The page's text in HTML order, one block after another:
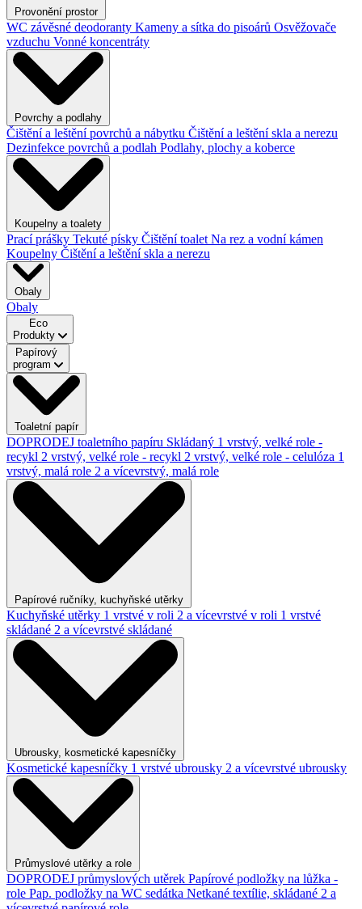
Provonění prostor
WC závěsné deodoranty Kameny a sítka do pisoárů Osvěžovače
vzduchu Vonné koncentráty
Povrchy a podlahy
Čištění a leštění povrchů a nábytku Čištění a leštění skla a nerezu
Dezinfekce povrchů a podlah Podlahy, plochy a koberce
Koupelny a toalety
Prací prášky Tekuté písky Čištění toalet Na rez a vodní kámen
Koupelny Čištění a leštění skla a nerezu
Obaly
Obaly
Eco
Produkty
Papírový
program
Toaletní papír
DOPRODEJ toaletního papíru Skládaný 1 vrstvý, velké role -
recykl 2 vrstvý, velké role - recykl 2 vrstvý, velké role - celulóza 1
vrstvý, malá role 2 a vícevrstvý, malá role
Papírové ručníky, kuchyňské utěrky
Kuchyňské utěrky 1 vrstvé v roli 2 a vícevrstvé v roli 1 vrstvé
skládané 2 a vícevrstvé skládané
Ubrousky, kosmetické kapesníčky
Kosmetické kapesníčky 1 vrstvé ubrousky 2 a vícevrstvé ubrousky
Průmyslové utěrky a role
DOPRODEJ průmyslových utěrek Papírové podložky na lůžka -
role Pap. podložky na WC sedátka Netkané textílie, skládané 2 a